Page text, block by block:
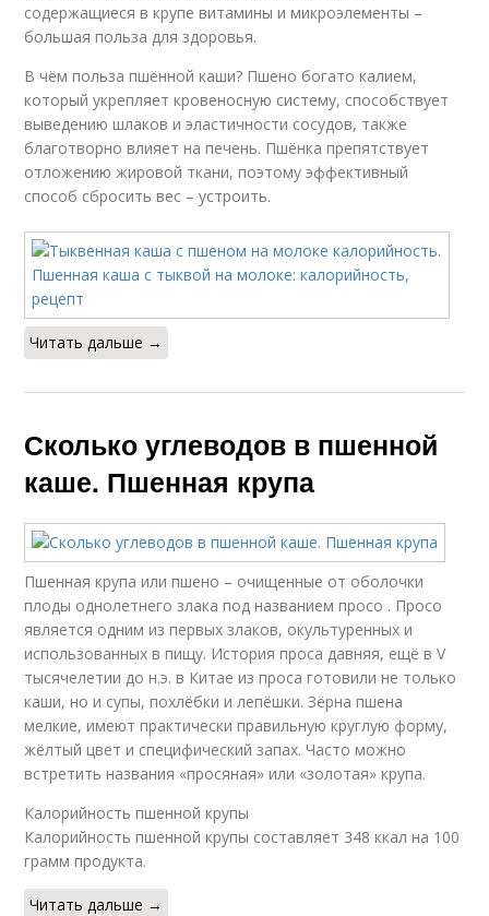
содержащиеся в крупе витамины и микроэлементы –
большая польза для здоровья.
В чём польза пшённой каши? Пшено богато калием,
который укрепляет кровеносную систему, способствует
выведению шлаков и эластичности сосудов, также
благотворно влияет на печень. Пшёнка препятствует
отложению жировой ткани, поэтому эффективный
способ сбросить вес – устроить.
Читать дальше →
Сколько углеводов в пшенной
каше. Пшенная крупа
Пшенная крупа или пшено – очищенные от оболочки
плоды однолетнего злака под названием просо . Просо
является одним из первых злаков, окультуренных и
использованных в пищу. История проса давняя, ещё в V
тысячелетии до н.э. в Китае из проса готовили не только
каши, но и супы, похлёбки и лепёшки. Зёрна пшена
мелкие, имеют практически правильную круглую форму,
жёлтый цвет и специфический запах. Часто можно
встретить названия «просяная» или «золотая» крупа.
Калорийность пшенной крупы
Калорийность пшенной крупы составляет 348 ккал на 100
грамм продукта.
Читать дальше →